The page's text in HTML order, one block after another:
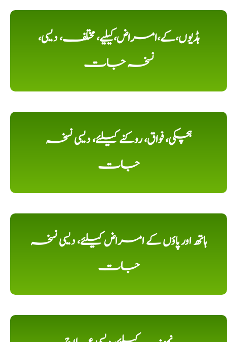
ہڈیوں،کے،امراض،کیلیے، مختلف، دیسی،
نسخہ جات
ہچکی، فواق، روکنے کیلئے، دیسی نسخہ
جات
ہاتھ اور پاؤں کے امراض کیلئے، دیسی نسخہ
جات